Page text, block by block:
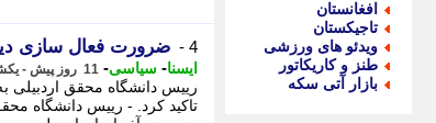
افغانستان
تاجیکستان
ویدئو های ورزشی
طنز و کاریکاتور
بازار آتی سکه
4 - ضرورت فعال سازی
ایسنا- سیاسی- 11 روز پیش - یکشنبه 4 مرداد 1405، 13:55
رییس دانشگاه محقق اردبیلی
تاکید کرد. - رییس دانشگاه